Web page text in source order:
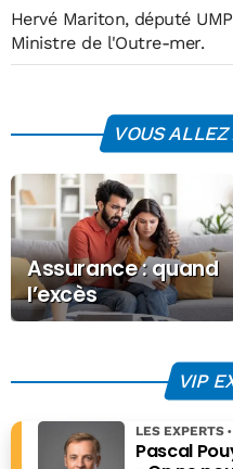
Hervé Mariton, député
Ministre de l'Outre-mer.
VOUS
Assurance : quand
l’excès
d’information rend
VIP
Pascal
LES EXPERTS